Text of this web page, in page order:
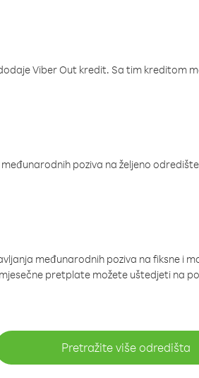
Viber Out kredit. Sa tim kreditom
poziva na željeno
međunarodnih poziva na fiksne i
pretplate možete uštedjeti na
Pretražite više odredišta